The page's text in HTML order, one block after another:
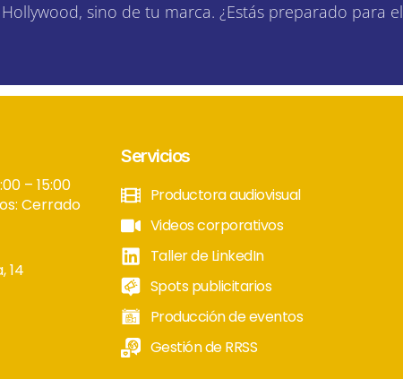
Hollywood, sino de tu marca. ¿Estás preparado para
– 15:00
Cerrado
14
Servicios
Productora audiovisual
Videos corporativos
Taller de LinkedIn
Spots publicitarios
Producción de eventos
Gestión de RRSS